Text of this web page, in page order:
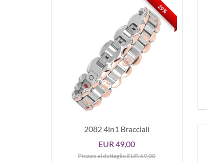
2082 4in1 Bracciali
EUR 49,00
Prezzo al dettaglio EUR 69,00
29%